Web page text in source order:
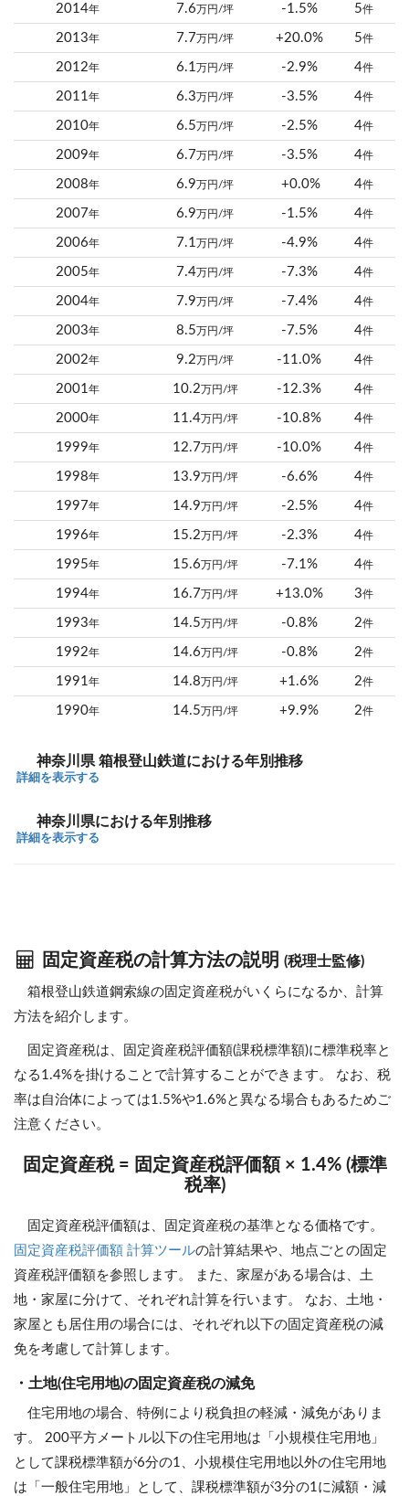
2014年 7.6万円/坪 -1.5% 5件
2013年 7.7万円/坪 +20.0% 5件
2012年 6.1万円/坪 -2.9% 4件
2011年 6.3万円/坪 -3.5% 4件
2010年 6.5万円/坪 -2.5% 4件
2009年 6.7万円/坪 -3.5% 4件
2008年 6.9万円/坪 +0.0% 4件
2007年 6.9万円/坪 -1.5% 4件
2006年 7.1万円/坪 -4.9% 4件
2005年 7.4万円/坪 -7.3% 4件
2004年 7.9万円/坪 -7.4% 4件
2003年 8.5万円/坪 -7.5% 4件
2002年 9.2万円/坪 -11.0% 4件
2001年 10.2万円/坪 -12.3% 4件
2000年 11.4万円/坪 -10.8% 4件
1999年 12.7万円/坪 -10.0% 4件
1998年 13.9万円/坪 -6.6% 4件
1997年 14.9万円/坪 -2.5% 4件
1996年 15.2万円/坪 -2.3% 4件
1995年 15.6万円/坪 -7.1% 4件
1994年 16.7万円/坪 +13.0% 3件
1993年 14.5万円/坪 -0.8% 2件
1992年 14.6万円/坪 -0.8% 2件
1991年 14.8万円/坪 +1.6% 2件
1990年 14.5万円/坪 +9.9% 2件
神奈川県 箱根登山鉄道における年別推移
詳細を表示する
神奈川県における年別推移
詳細を表示する
固定資産税の計算方法の説明 (税理士監修)
箱根登山鉄道鋼索線の固定資産税がいくらになるか、計算
方法を紹介します。
固定資産税は、固定資産税評価額(課税標準額)に標準税率と
なる1.4%を掛けることで計算することができます。 なお、税
率は自治体によっては1.5%や1.6%と異なる場合もあるためご
注意ください。
固定資産税 = 固定資産税評価額 × 1.4% (標準
税率)
固定資産税評価額は、固定資産税の基準となる価格です。
固定資産税評価額 計算ツールの計算結果や、地点ごとの固定
資産税評価額を参照します。 また、家屋がある場合は、土
地・家屋に分けて、それぞれ計算を行います。 なお、土地・
家屋とも居住用の場合には、それぞれ以下の固定資産税の減
免を考慮して計算します。
・土地(住宅用地)の固定資産税の減免
住宅用地の場合、特例により税負担の軽減・減免がありま
す。 200平方メートル以下の住宅用地は「小規模住宅用地」
として課税標準額が6分の1、小規模住宅用地以外の住宅用地
は「一般住宅用地」として、課税標準額が3分の1に減額・減